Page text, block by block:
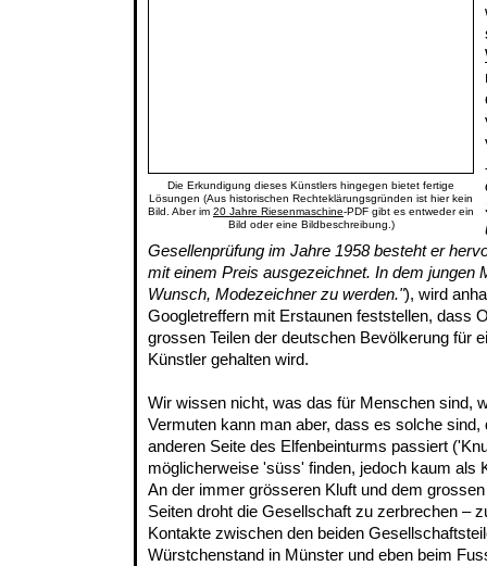
Die Erkundigung dieses Künstlers hingegen bietet fertige
Lösungen (Aus historischen Rechteklärungsgründen ist hier kein
Bild. Aber im 20 Jahre Riesenmaschine-PDF gibt es entweder ein
Bild oder eine Bildbeschreibung.)
Gesellenprüfung im Jahre 1958 besteht er
mit einem Preis ausgezeichnet. In dem jungen
Wunsch, Modezeichner zu werden."), wird
Googletreffern mit Erstaunen feststellen, dass
grossen Teilen der deutschen Bevölkerung für
Künstler gehalten wird.
Wir wissen nicht, was das für Menschen sind,
Vermuten kann man aber, dass es solche sind,
anderen Seite des Elfenbeinturms passiert
möglicherweise 'süss' finden, jedoch kaum als
An der immer grösseren Kluft und dem
Seiten droht die Gesellschaft zu zerbrechen –
Kontakte zwischen den beiden
Würstchenstand in Münster und eben beim